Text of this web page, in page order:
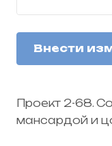
Внести
Проект 2-68.
мансардой и